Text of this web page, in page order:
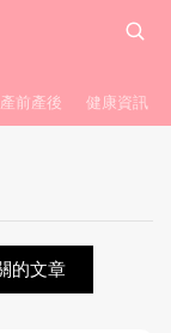
產前產後 健康資訊
的文章